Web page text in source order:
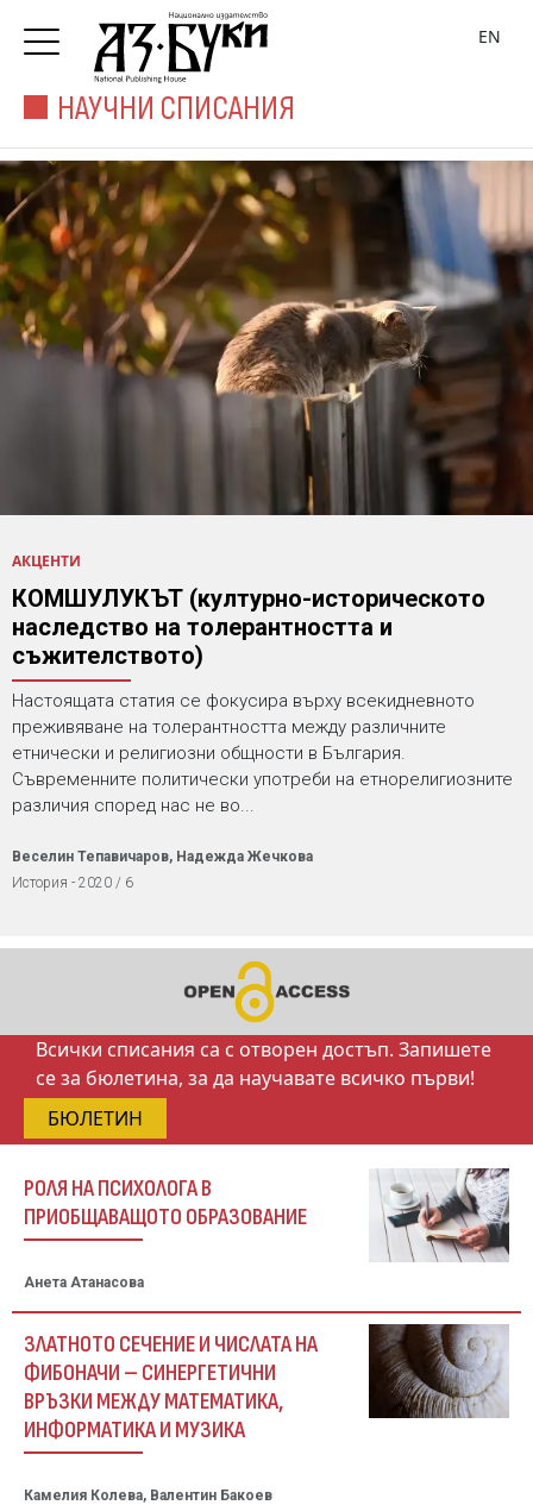
НАУЧНИ СПИСАНИЯ
EN
АКЦЕНТИ
КОМШУЛУКЪТ (културно-историческото
наследство на толерантността и
съжителството)
Настоящата статия се фокусира върху всекидневното
преживяване на толерантността между различните
етнически и религиозни общности в България.
Съвременните политически употреби на етнорелигиозните
различия според нас не во...
Веселин Тепавичаров, Надежда Жечкова
История - 2020 / 6
Всички списания са с отворен достъп. Запишете
се за бюлетина, за да научавате всичко първи!
БЮЛЕТИН
РОЛЯ НА ПСИХОЛОГА В
ПРИОБЩАВАЩОТО ОБРАЗОВАНИЕ
Анета Атанасова
ЗЛАТНОТО СЕЧЕНИЕ И ЧИСЛАТА НА
ФИБОНАЧИ – СИНЕРГЕТИЧНИ
ВРЪЗКИ МЕЖДУ МАТЕМАТИКА,
ИНФОРМАТИКА И МУЗИКА
Камелия Колева, Валентин Бакоев